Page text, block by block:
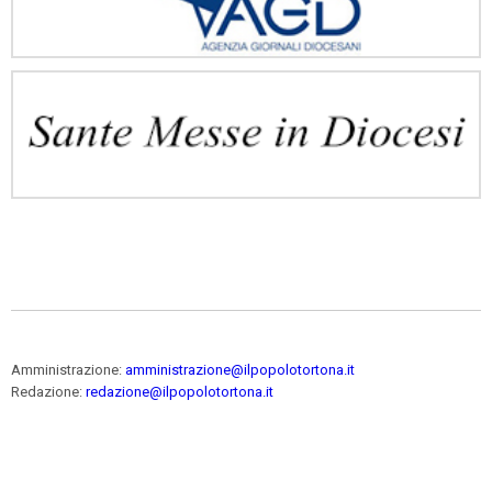
Amministrazione: amministrazione@ilpopolotortona.it
Redazione: redazione@ilpopolotortona.it